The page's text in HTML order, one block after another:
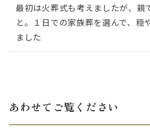
最初は火葬式も考えましたが、親
と。１日での家族葬を選んで、穏
ました
あわせてご覧ください